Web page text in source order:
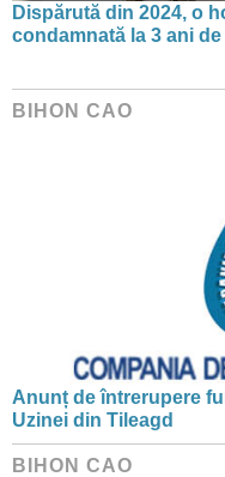
Dispărută din 2024, o
condamnată la 3 ani
BIHON CAO
Anunț de întrerupere
Uzinei din Tileagd
BIHON CAO